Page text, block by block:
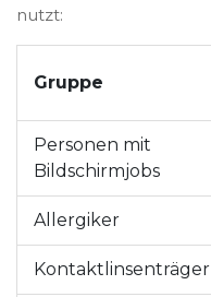
nutzt:
Gruppe
Personen mit
Bildschirmjobs
Allergiker
Kontaktlinsenträger